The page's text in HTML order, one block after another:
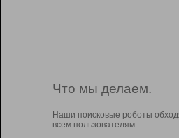
Что мы делаем.
Наши поисковые роботы
всем пользователям.